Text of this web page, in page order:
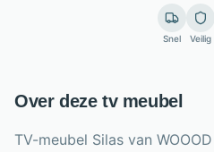
Snel Veilig
Over deze tv meubel
TV-meubel Silas van